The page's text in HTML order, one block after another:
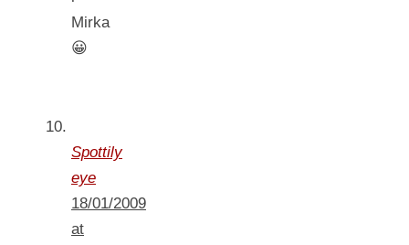
Mirka
😀
Spottily
eye
18/01/2009
at